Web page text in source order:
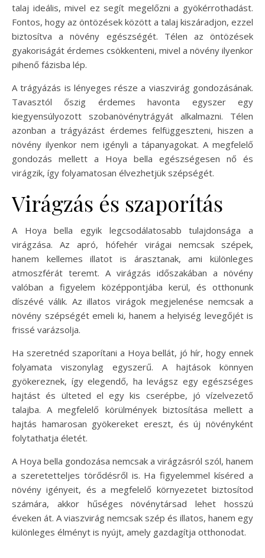
talaj ideális, mivel ez segít megelőzni a gyökérrothadást.
Fontos, hogy az öntözések között a talaj kiszáradjon, ezzel
biztosítva a növény egészségét. Télen az öntözések
gyakoriságát érdemes csökkenteni, mivel a növény ilyenkor
pihenő fázisba lép.
A trágyázás is lényeges része a viaszvirág gondozásának.
Tavasztól őszig érdemes havonta egyszer egy
kiegyensúlyozott szobanövénytrágyát alkalmazni. Télen
azonban a trágyázást érdemes felfüggeszteni, hiszen a
növény ilyenkor nem igényli a tápanyagokat. A megfelelő
gondozás mellett a Hoya bella egészségesen nő és
virágzik, így folyamatosan élvezhetjük szépségét.
Virágzás és szaporítás
A Hoya bella egyik legcsodálatosabb tulajdonsága a
virágzása. Az apró, hófehér virágai nemcsak szépek,
hanem kellemes illatot is árasztanak, ami különleges
atmoszférát teremt. A virágzás időszakában a növény
valóban a figyelem középpontjába kerül, és otthonunk
díszévé válik. Az illatos virágok megjelenése nemcsak a
növény szépségét emeli ki, hanem a helyiség levegőjét is
frissé varázsolja.
Ha szeretnéd szaporítani a Hoya bellát, jó hír, hogy ennek
folyamata viszonylag egyszerű. A hajtások könnyen
gyökereznek, így elegendő, ha levágsz egy egészséges
hajtást és ülteted el egy kis cserépbe, jó vízelvezető
talajba. A megfelelő körülmények biztosítása mellett a
hajtás hamarosan gyökereket ereszt, és új növényként
folytathatja életét.
A Hoya bella gondozása nemcsak a virágzásról szól, hanem
a szeretetteljes törődésről is. Ha figyelemmel kíséred a
növény igényeit, és a megfelelő környezetet biztosítod
számára, akkor hűséges növénytársad lehet hosszú
éveken át. A viaszvirág nemcsak szép és illatos, hanem egy
különleges élményt is nyújt, amely gazdagítja otthonodat.